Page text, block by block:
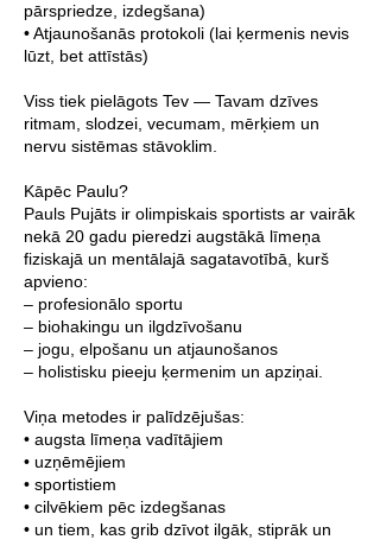
pārspriedze, izdegšana)
• Atjaunošanās protokoli (lai ķermenis nevis
lūzt, bet attīstās)
Viss tiek pielāgots Tev — Tavam dzīves
ritmam, slodzei, vecumam, mērķiem un
nervu sistēmas stāvoklim.
Kāpēc Paulu?
Pauls Pujāts ir olimpiskais sportists ar vairāk
nekā 20 gadu pieredzi augstākā līmeņa
fiziskajā un mentālajā sagatavotībā, kurš
apvieno:
– profesionālo sportu
– biohakingu un ilgdzīvošanu
– jogu, elpošanu un atjaunošanos
– holistisku pieeju ķermenim un apziņai.
Viņa metodes ir palīdzējušas:
• augsta līmeņa vadītājiem
• uzņēmējiem
• sportistiem
• cilvēkiem pēc izdegšanas
• un tiem, kas grib dzīvot ilgāk, stiprāk un